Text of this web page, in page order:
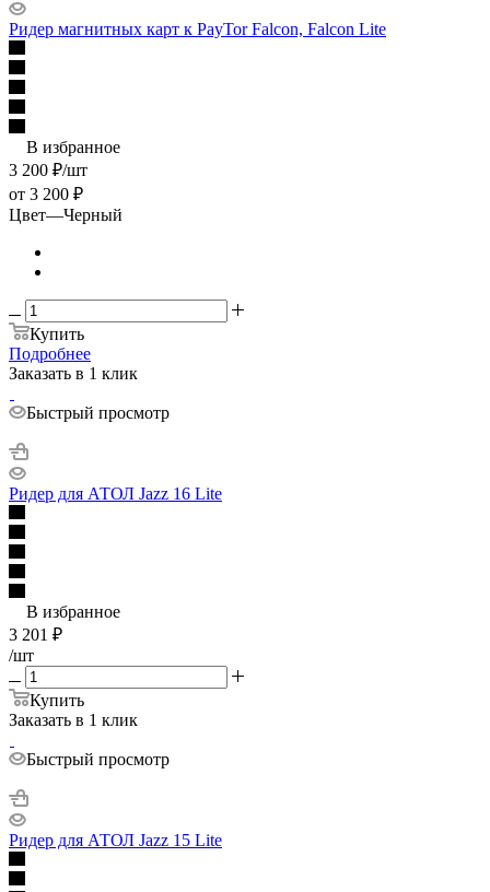
Ридер магнитных карт к PayTor Falcon, Falcon Lite
В избранное
3 200 ₽/шт
от 3 200 ₽
Цвет—Черный
Купить
Подробнее
Заказать в 1 клик
Быстрый просмотр
Ридер для АТОЛ Jazz 16 Lite
В избранное
3 201 ₽
/шт
Купить
Заказать в 1 клик
Быстрый просмотр
Ридер для АТОЛ Jazz 15 Lite